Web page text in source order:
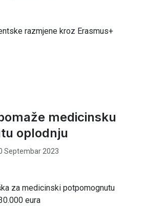
razmjene kroz Erasmus+
medicinsku
oplodnju
Septembar 2023
za medicinski potpomognutu
eura